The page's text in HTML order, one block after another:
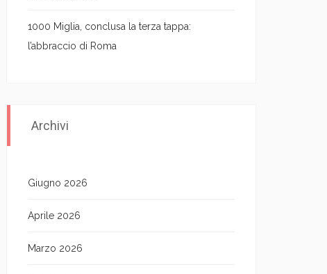
1000 Miglia, conclusa la terza tappa:
l’abbraccio di Roma
Archivi
Giugno 2026
Aprile 2026
Marzo 2026